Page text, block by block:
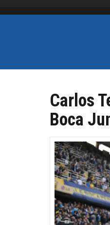
Carlos
Boca